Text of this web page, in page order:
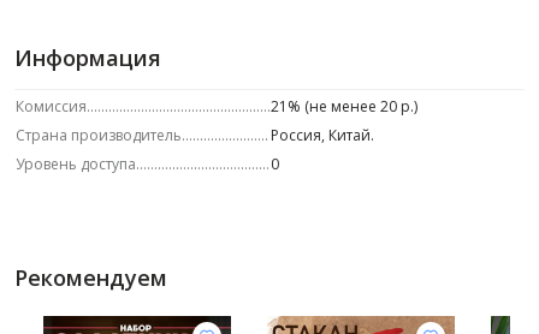
Информация
Комиссия
21% (не менее 20 р.)
Страна производитель
Россия, Китай.
Уровень доступа
0
Рекомендуем